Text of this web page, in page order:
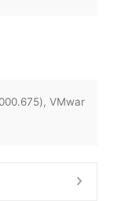
VMwar